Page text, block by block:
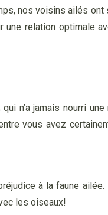
nos voisins ailés
une relation optimale
n’a jamais nourri
vous avez
à la faune
les oiseaux!